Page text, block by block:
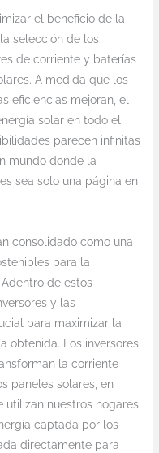
el beneficio de la
selección de los
de corriente y baterías
A medida que los
eficiencias mejoran, el
solar en todo el
parecen infinitas
mundo donde la
sea solo una página en
consolidado como una
para la
de estos
y las
para maximizar la
obtenida. Los inversores
la corriente
paneles solares, en
utilizan nuestros hogares
captada por los
directamente para